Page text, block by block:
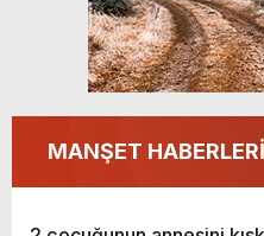
MANŞET HABERLERİ